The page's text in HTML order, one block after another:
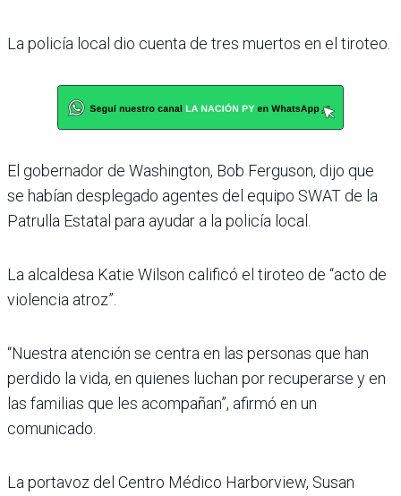
La policía local dio cuenta de tres muertos en el tiroteo.
El gobernador de Washington, Bob Ferguson, dijo que
se habían desplegado agentes del equipo SWAT de la
Patrulla Estatal para ayudar a la policía local.
La alcaldesa Katie Wilson calificó el tiroteo de “acto de
violencia atroz”.
“Nuestra atención se centra en las personas que han
perdido la vida, en quienes luchan por recuperarse y en
las familias que les acompañan”, afirmó en un
comunicado.
La portavoz del Centro Médico Harborview, Susan